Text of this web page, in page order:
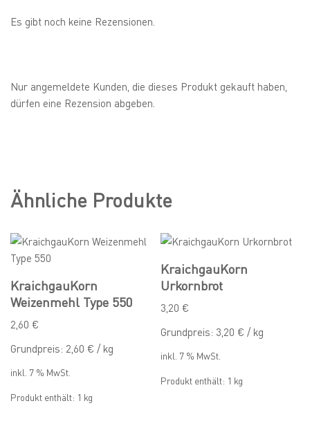
Es gibt noch keine Rezensionen.
Nur angemeldete Kunden, die dieses Produkt gekauft haben,
dürfen eine Rezension abgeben.
Ähnliche Produkte
KraichgauKorn
Weizenmehl Type 550
2,60 €
Grundpreis: 2,60 € / kg
inkl. 7 % MwSt.
Produkt enthält: 1 kg
KraichgauKorn
Urkornbrot
3,20 €
Grundpreis: 3,20 € / kg
inkl. 7 % MwSt.
Produkt enthält: 1 kg